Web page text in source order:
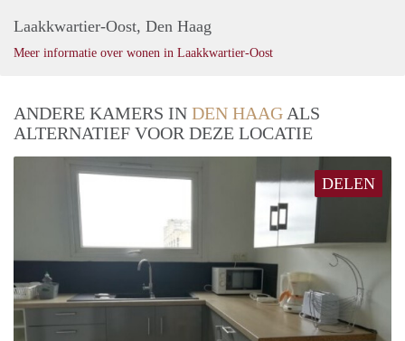
Laakkwartier-Oost, Den Haag
Meer informatie over wonen in Laakkwartier-Oost
ANDERE KAMERS IN DEN HAAG ALS
ALTERNATIEF VOOR DEZE LOCATIE
DELEN